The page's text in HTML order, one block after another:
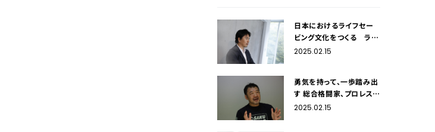
日本におけるライフセー
ビング文化をつくる ライ
フセーバー・飯沼誠司
2025.02.15
勇気を持って、一歩踏み出
す 総合格闘家、プロレスラ
ー・桜庭和志
2025.02.15